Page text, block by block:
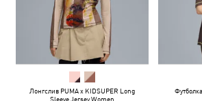
Лонгслив PUMA x KIDSUPER Long
Sleeve Jersey Women